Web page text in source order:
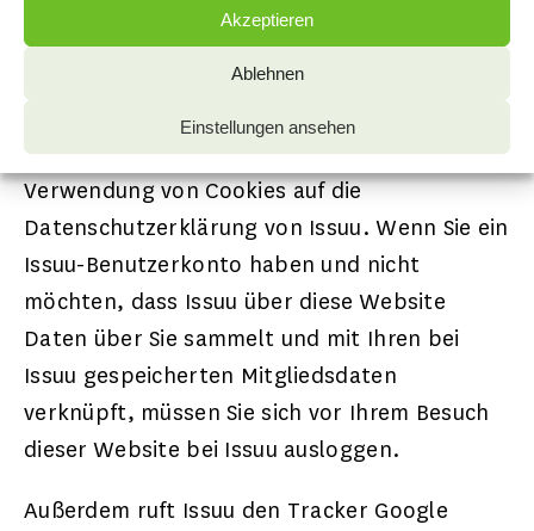
Akzeptieren
Ablehnen
Einstellungen ansehen
Inhalt der übermittelten Daten sowie deren
Nutzung durch Issuu. Benutzern unter 13
Jahren wird die Nutzung von Issuu nicht
empfohlen. Wir verweisen für Details zur
Verwendung von Cookies auf die
Datenschutzerklärung von Issuu. Wenn Sie ein
Issuu-Benutzerkonto haben und nicht
möchten, dass Issuu über diese Website
Daten über Sie sammelt und mit Ihren bei
Issuu gespeicherten Mitgliedsdaten
verknüpft, müssen Sie sich vor Ihrem Besuch
dieser Website bei Issuu ausloggen.
Außerdem ruft Issuu den Tracker Google